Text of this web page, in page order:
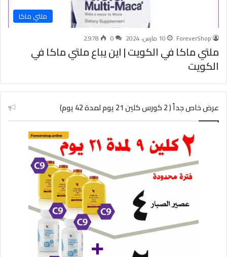
ملتي ماكا
ForeverShop 10 مارس، 2024 0 2٬978
ملتي ماكا في الكويت | اين يباع ملتي ماكا في
الكويت
عرض خاص جداً ( 2 كورس كلين 21 يوم لمدة 42 يوم)